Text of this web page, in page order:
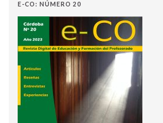
E-CO: NÚMERO 20